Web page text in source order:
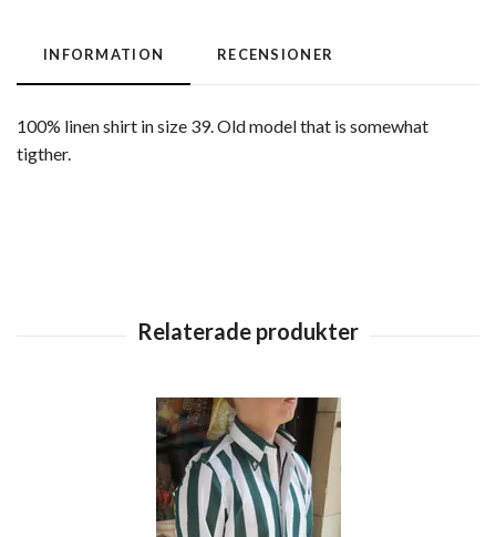
INFORMATION RECENSIONER
100% linen shirt in size 39. Old model that is somewhat
tigther.